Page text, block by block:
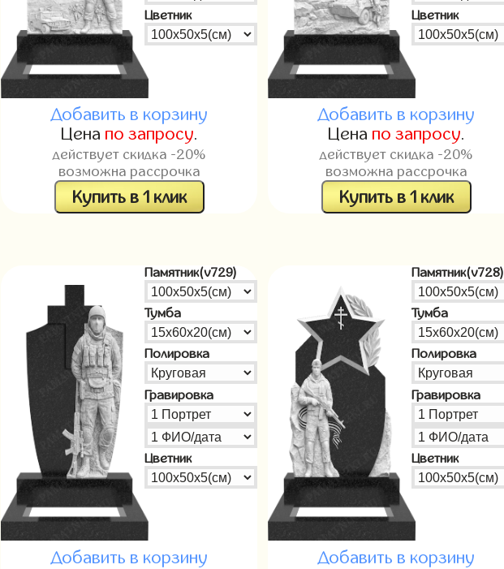
Цветник
Добавить в корзину
Цена по запросу.
действует скидка -20%
возможна рассрочка
Купить в 1 клик
Цветник
Добавить в корзину
Цена по запросу.
действует скидка -20%
возможна рассрочка
Купить в 1 клик
Памятник(v729)
Тумба
Полировка
Гравировка
Цветник
Добавить в корзину
Памятник(v728)
Тумба
Полировка
Гравировка
Цветник
Добавить в корзину